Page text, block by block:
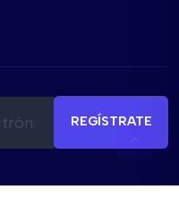
REGÍSTRATE